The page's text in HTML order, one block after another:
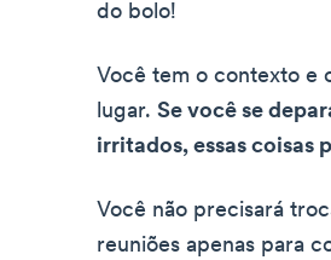
do bolo!
Você tem o contexto e
lugar.Se você se
irritados, essas coisas
Você não precisará
reuniões apenas para